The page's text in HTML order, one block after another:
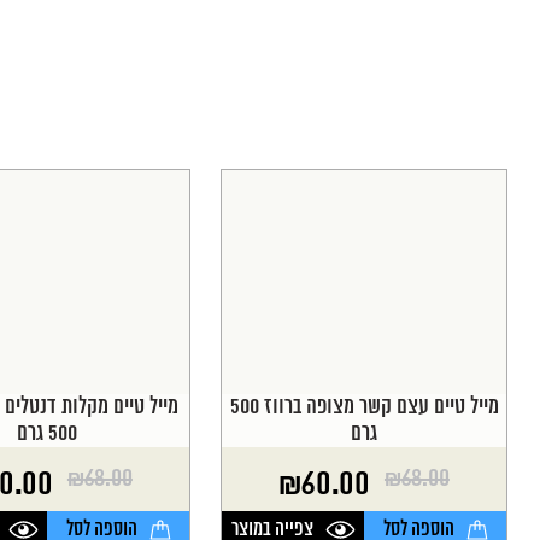
מייל טיים עצם קשר מצופה ברווז 500
גרם
₪68.00
המחיר
המקורי
₪60.00
המחיר
הנוכחי
הוספה לסל צפייה במוצר
מייל טיים מקלות
500 גרם
₪68.00
המחיר
המקורי
המחיר
הנוכחי
הוספה לסל